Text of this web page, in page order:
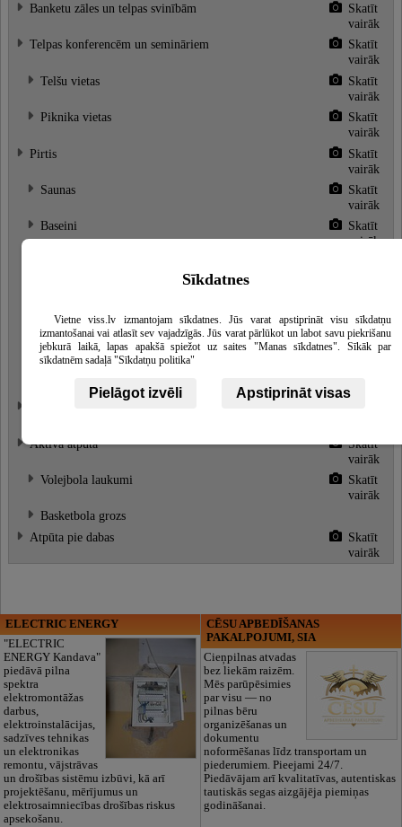
Banketu zāles un telpas svinībām
Skatīt
vairāk
Telpas konferencēm un semināriem
Skatīt
vairāk
Telšu vietas
Skatīt
vairāk
Piknika vietas
Skatīt
vairāk
Pirtis
Skatīt
vairāk
Saunas
Skatīt
vairāk
Baseini
Skatīt
vairāk
vairāk
2-vietīgi numuri
Skatīt
vairāk
Vasaras mājiņas
Aktīvā atpūta
Skatīt
vairāk
Volejbola laukumi
Skatīt
vairāk
Basketbola grozs
Atpūta pie dabas
Skatīt
vairāk
ELECTRIC ENERGY
"ELECTRIC
ENERGY Kandava"
piedāvā pilna
spektra
elektromontāžas
darbus,
elektroinstalācijas,
sadzīves tehnikas
un elektronikas
remontu, vājstrāvas
un drošības sistēmu izbūvi, kā arī
projektēšanu, mērījumus un
elektrosaimniecības drošības riskus
apsekošanu.
CĒSU APBEDĪŠANAS
PAKALPOJUMI, SIA
Cieņpilnas atvadas
bez liekām raizēm.
Mēs parūpēsimies
par visu — no
pilnas bēru
organizēšanas un
dokumentu
noformēšanas līdz transportam un
piederumiem. Pieejami 24/7.
Piedāvājam arī kvalitatīvas, autentiskas
tautiskās segas aizgājēja piemiņas
godināšanai.
Sīkdatnes
Vietne viss.lv izmantojam sīkdatnes. Jūs varat apstiprināt visu sīkdatņu
izmantošanai vai atlasīt sev vajadzīgās. Jūs varat pārlūkot un labot savu piekrišanu
jebkurā laikā, lapas apakšā spiežot uz saites "Manas sīkdatnes". Sīkāk par
sīkdatnēm sadaļā "Sīkdatņu politika"
Pielāgot izvēli Apstiprināt visas